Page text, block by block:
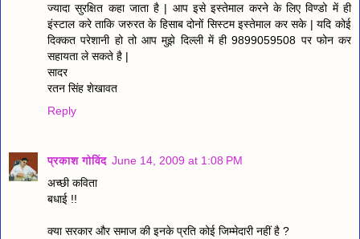
ज्यादा सुरक्षित कहा जाता है | आप इसे इस्तेमाल करने के लिए विण्डो में ही
इंस्टाल करे ताकि जरुरत के हिसाब दोनों सिस्टम इस्तेमाल कर सके | यदि कोई
दिक्कत परेशानी हो तो आप मुझे दिल्ली में ही 9899059508 पर फोन कर
सहायता ले सकते है |
सादर
रतन सिंह शेखावत
Reply
प्रकाश गोविंद June 14, 2009 at 1:08 PM
अच्छी कविता
बधाई !!
क्या सरकार और समाज की इनके प्रति कोई जिम्मेदारी नहीं है ?